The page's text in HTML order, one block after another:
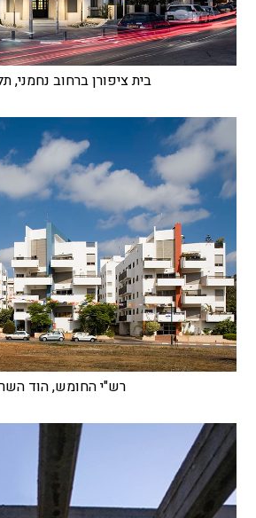
בית ציפורן ברחוב נחמני,
רש"י החומש, הוד